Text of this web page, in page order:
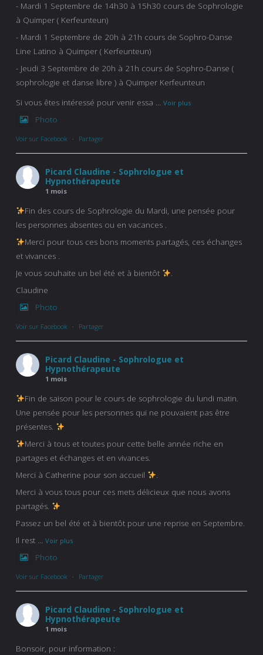
- Mardi 1 Septembre de 14h30 à 15h30 cours de Sophrologie
à Quimper ( Kerfeunteun)
- Mardi 1 Septembre de 20h à 21h cours de Sophro-Danse
Line Latino à Quimper ( Kerfeunteun)
- Jeudi 3 Septembre de 20h à 21h cours de Sophro-Danse (
sophrologie et danse libre ) à Quimper Kerfeunteun
Si vous êtes intéressé pour venir essa ... Voir plus
Photo
Voir sur Facebook · Partager
Picard Claudine - Sophrologue et
Hypnothérapeute
1 mois
Fin des cours de Sophrologie du Mardi, une pensée pour
les personnes absentes ou en vacances .
Merci pour tous ces bons moments partagés, ces échanges
et vivances .
Je vous souhaite un bel été et à bientôt
.
Claudine
Photo
Voir sur Facebook · Partager
Picard Claudine - Sophrologue et
Hypnothérapeute
1 mois
Fin de saison pour le cours de sophrologie du lundi matin.
Une pensée pour les personnes qui ne pouvaient pas être
présentes.
Merci à tous et toutes pour cette belle année riche en
partages et échanges et en vivances.
Merci à Catherine pour son accueil
.
Merci à vous tous pour ces mets délicieux que nous avons
partagés.
Passez un bel été et à bientôt pour une reprise en Septembre.
Il rest ... Voir plus
Photo
Voir sur Facebook · Partager
Picard Claudine - Sophrologue et
Hypnothérapeute
1 mois
Bonsoir, pour information :